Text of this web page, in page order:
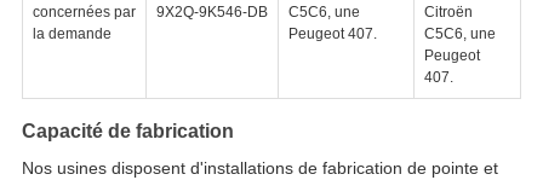
concernées par
la demande
9X2Q-9K546-DB
C5C6, une
Peugeot 407.
Citroën
C5C6, une
Peugeot
407.
Capacité de fabrication
Nos usines disposent d'installations de fabrication de pointe et